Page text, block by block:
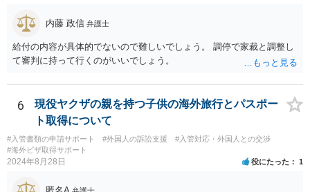
内藤 政信 弁護士
給付の内容が具体的でないので難しいでしょう。 調停で家裁と調整し
て審判に持って行くのがいいでしょう。
6
現役ヤクザの親を持つ子供の海外旅行とパスポー
ト取得について
#入管書類の申請サポート #外国人の訴訟支援
#入管対応・外国人との交渉
#海外ビザ取得サポート
2024年8月28日 役にたった 1
匿名A 弁護士